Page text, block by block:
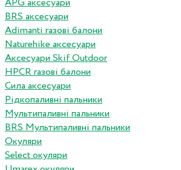
APG аксесуари
BRS аксесуари
Adimanti газові балони
Naturehike аксесуари
Аксесуари Skif Outdoor
HPCR газові балони
Сила аксесуари
Рідкопаливні пальники
Мультипаливні пальники
BRS Мультипаливні пальники
Окуляри
Select окуляри